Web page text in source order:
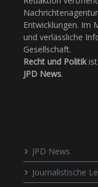
Entwicklungen. Im
und verlässliche
Gesellschaft.
Recht und Politikist
JPD News.
JPD News
Journalistische